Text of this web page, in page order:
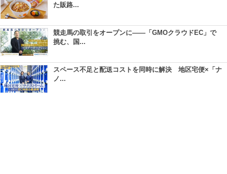
た販路...
競走馬の取引をオープンに――「GMOクラウドEC」で
挑む、国...
スペース不足と配送コストを同時に解決 地区宅便×「ナ
ノ...